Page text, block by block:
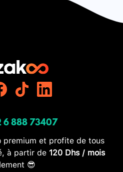
6 888 73407
et profite de tous
à partir de 120 Dhs / mois
😎